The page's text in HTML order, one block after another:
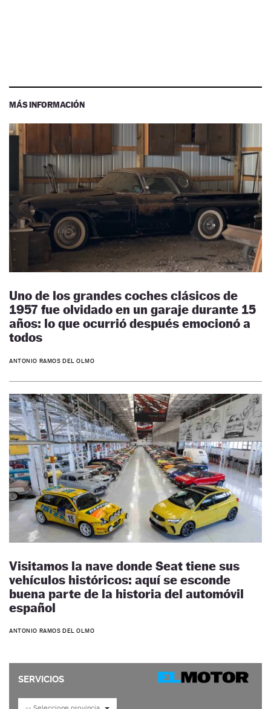
MÁS INFORMACIÓN
Uno de los grandes coches clásicos de
1957 fue olvidado en un garaje durante 15
años: lo que ocurrió después emocionó a
todos
ANTONIO RAMOS DEL OLMO
Visitamos la nave donde Seat tiene sus
vehículos históricos: aquí se esconde
buena parte de la historia del automóvil
español
ANTONIO RAMOS DEL OLMO